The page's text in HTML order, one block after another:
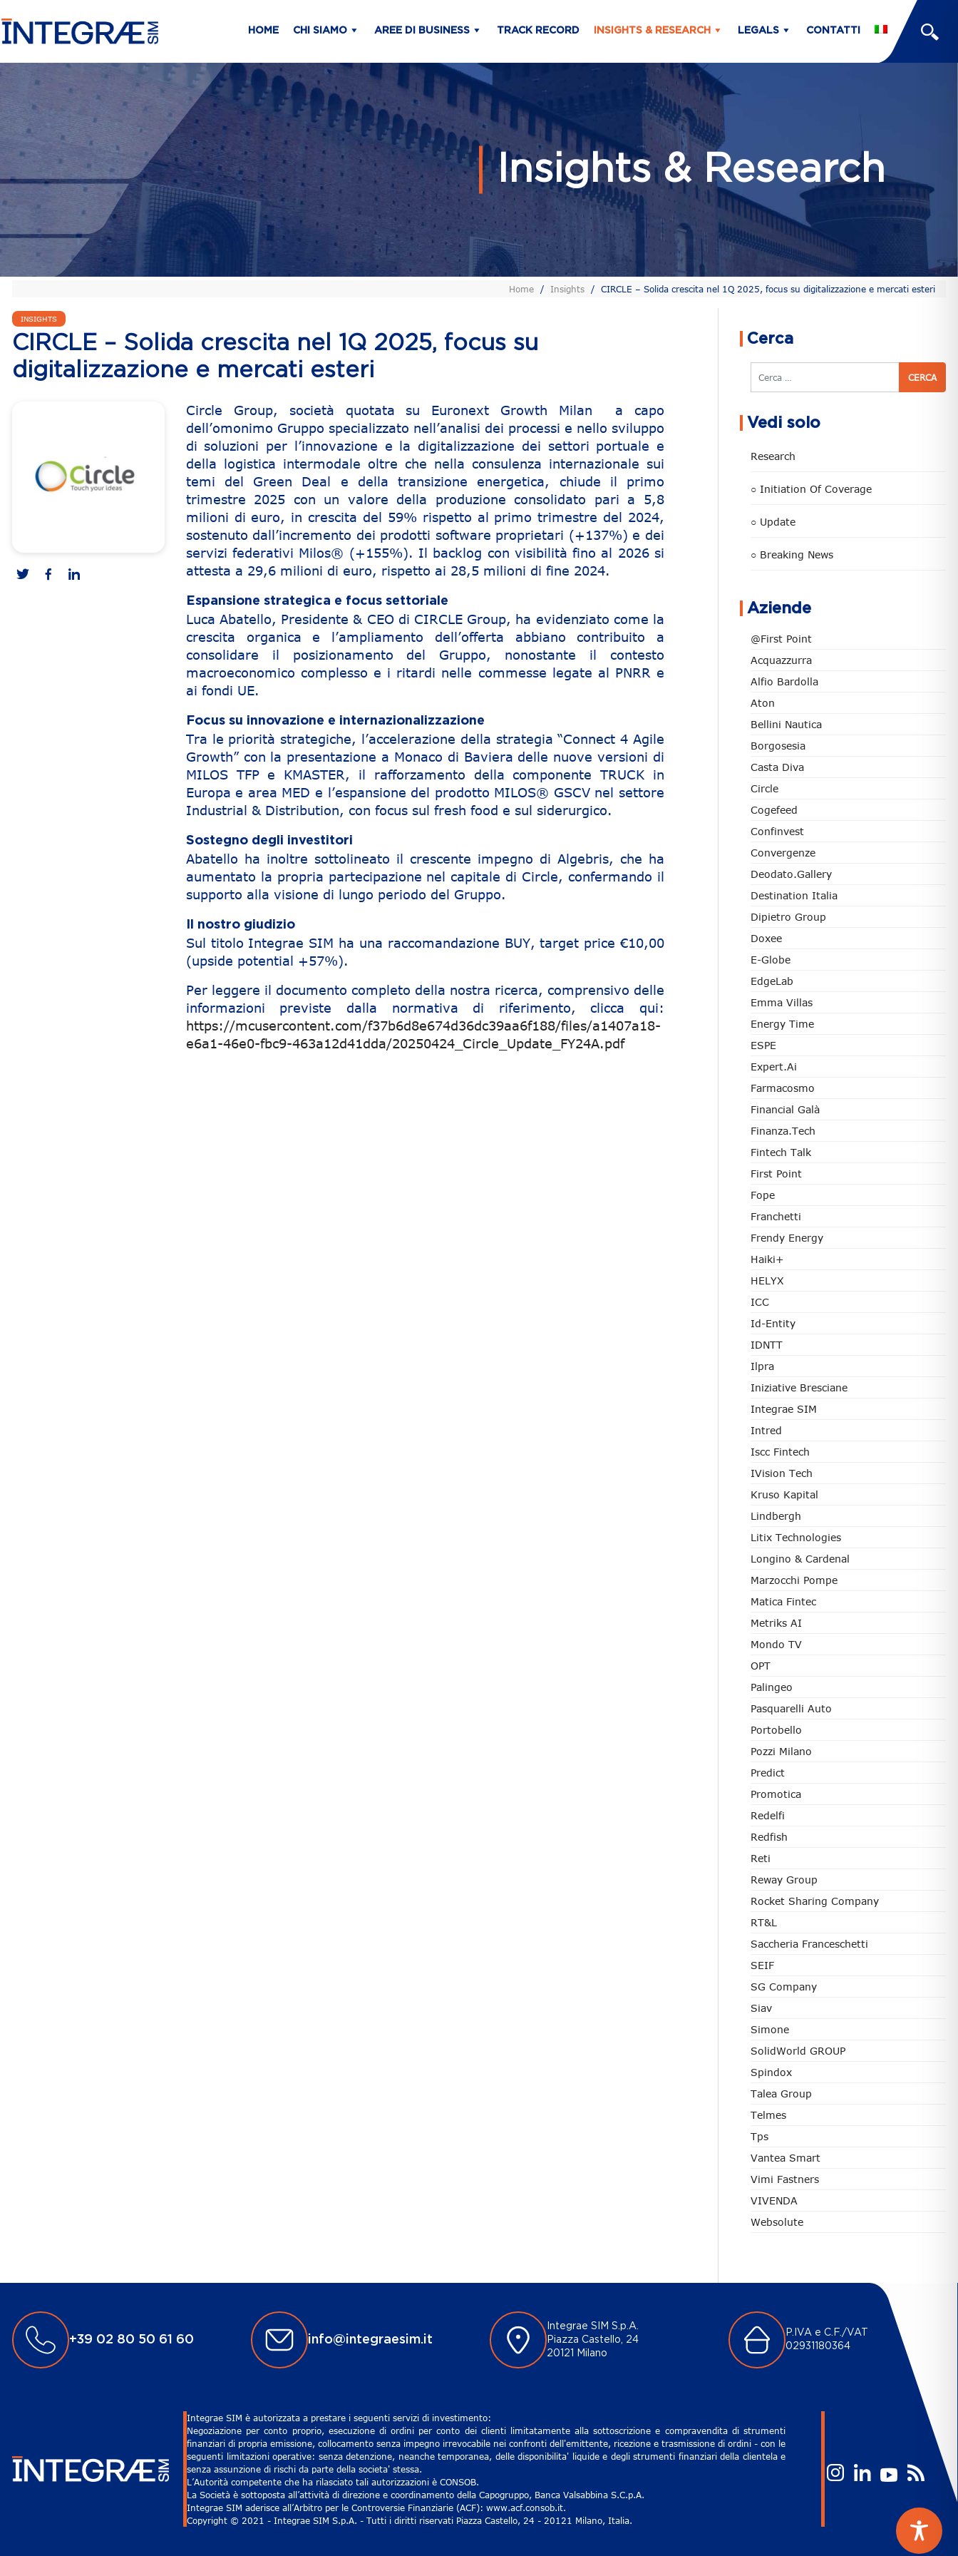
HOME CHI SIAMO AREE DI BUSINESS TRACK RECORD INSIGHTS & RESEARCH LEGALS CONTATTI
Insights & Research
Home / Insights / CIRCLE – Solida crescita nel 1Q 2025, focus su digitalizzazione e mercati esteri
INSIGHTS
CIRCLE – Solida crescita nel 1Q 2025, focus su
digitalizzazione e mercati esteri
Circle Group, società quotata su Euronext Growth Milan a capo
dell’omonimo Gruppo specializzato nell’analisi dei processi e nello sviluppo
di soluzioni per l’innovazione e la digitalizzazione dei settori portuale e
della logistica intermodale oltre che nella consulenza internazionale sui
temi del Green Deal e della transizione energetica, chiude il primo
trimestre 2025 con un valore della produzione consolidato pari a 5,8
milioni di euro, in crescita del 59% rispetto al primo trimestre del 2024,
sostenuto dall’incremento dei prodotti software proprietari (+137%) e dei
servizi federativi Milos® (+155%). Il backlog con visibilità fino al 2026 si
attesta a 29,6 milioni di euro, rispetto ai 28,5 milioni di fine 2024.
Espansione strategica e focus settoriale
Luca Abatello, Presidente & CEO di CIRCLE Group, ha evidenziato come la
crescita organica e l’ampliamento dell’offerta abbiano contribuito a
consolidare il posizionamento del Gruppo, nonostante il contesto
macroeconomico complesso e i ritardi nelle commesse legate al PNRR e
ai fondi UE.
Focus su innovazione e internazionalizzazione
Tra le priorità strategiche, l’accelerazione della strategia “Connect 4 Agile
Growth” con la presentazione a Monaco di Baviera delle nuove versioni di
MILOS TFP e KMASTER, il rafforzamento della componente TRUCK in
Europa e area MED e l’espansione del prodotto MILOS® GSCV nel settore
Industrial & Distribution, con focus sul fresh food e sul siderurgico.
Sostegno degli investitori
Abatello ha inoltre sottolineato il crescente impegno di Algebris, che ha
aumentato la propria partecipazione nel capitale di Circle, confermando il
supporto alla visione di lungo periodo del Gruppo.
Il nostro giudizio
Sul titolo Integrae SIM ha una raccomandazione BUY, target price €10,00
(upside potential +57%).
Per leggere il documento completo della nostra ricerca, comprensivo delle
informazioni previste dalla normativa di riferimento, clicca qui:
https://mcusercontent.com/f37b6d8e674d36dc39aa6f188/files/a1407a18-
e6a1-46e0-fbc9-463a12d41dda/20250424_Circle_Update_FY24A.pdf
Cerca
Cerca
Vedi solo
Research
○ Initiation Of Coverage
○ Update
○ Breaking News
Aziende
@First Point
Acquazzurra
Alfio Bardolla
Aton
Bellini Nautica
Borgosesia
Casta Diva
Circle
Cogefeed
Confinvest
Convergenze
Deodato.Gallery
Destination Italia
Dipietro Group
Doxee
E-Globe
EdgeLab
Emma Villas
Energy Time
ESPE
Expert.ai
Farmacosmo
Financial Galà
Finanza.tech
Fintech Talk
First Point
Fope
Franchetti
Frendy Energy
Haiki+
HELYX
ICC
Id-Entity
IDNTT
Ilpra
Iniziative Bresciane
Integrae SIM
Intred
Iscc Fintech
IVision Tech
Kruso Kapital
Lindbergh
Litix Technologies
Longino & Cardenal
Marzocchi Pompe
Matica Fintec
Metriks AI
Mondo TV
OPT
Palingeo
Pasquarelli Auto
Portobello
Pozzi Milano
Predict
Promotica
Redelfi
Redfish
Reti
Reway Group
Rocket Sharing Company
RT&L
Saccheria Franceschetti
SEIF
SG Company
Siav
Simone
SolidWorld GROUP
Spindox
Talea Group
Telmes
Tps
Vantea Smart
Vimi Fastners
VIVENDA
Websolute
+39 02 80 50 61 60 info@integraesim.it
Integrae SIM S.p.A.
Piazza Castello, 24
20121 Milano
P.IVA e C.F./VAT
02931180364
Integrae SIM è autorizzata a prestare i seguenti servizi di investimento:
Negoziazione per conto proprio, esecuzione di ordini per conto dei clienti limitatamente alla sottoscrizione e compravendita di strumenti
finanziari di propria emissione, collocamento senza impegno irrevocabile nei confronti dell'emittente, ricezione e trasmissione di ordini - con le
seguenti limitazioni operative: senza detenzione, neanche temporanea, delle disponibilita' liquide e degli strumenti finanziari della clientela e
senza assunzione di rischi da parte della societa' stessa.
L’Autorità competente che ha rilasciato tali autorizzazioni è CONSOB.
La Società è sottoposta all’attività di direzione e coordinamento della Capogruppo, Banca Valsabbina S.C.p.A.
Integrae SIM aderisce all’Arbitro per le Controversie Finanziarie (ACF): www.acf.consob.it.
Copyright © 2021 - Integrae SIM S.p.A. - Tutti i diritti riservati Piazza Castello, 24 - 20121 Milano, Italia.